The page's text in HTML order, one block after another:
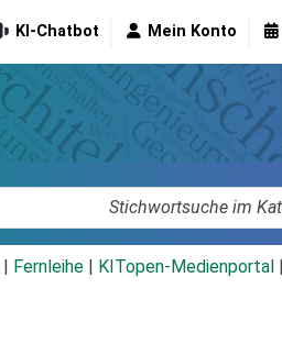
KI-Chatbot Mein Konto
Fernleihe KITopen-Medienportal